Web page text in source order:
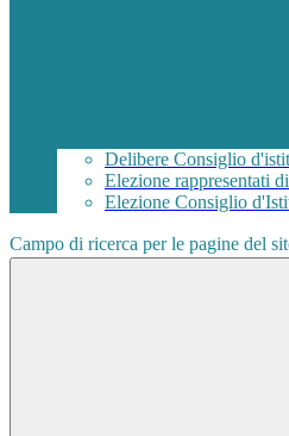
Delibere Consiglio
Elezione rappresentati
Elezione Consiglio
Campo di ricerca per le pagine del